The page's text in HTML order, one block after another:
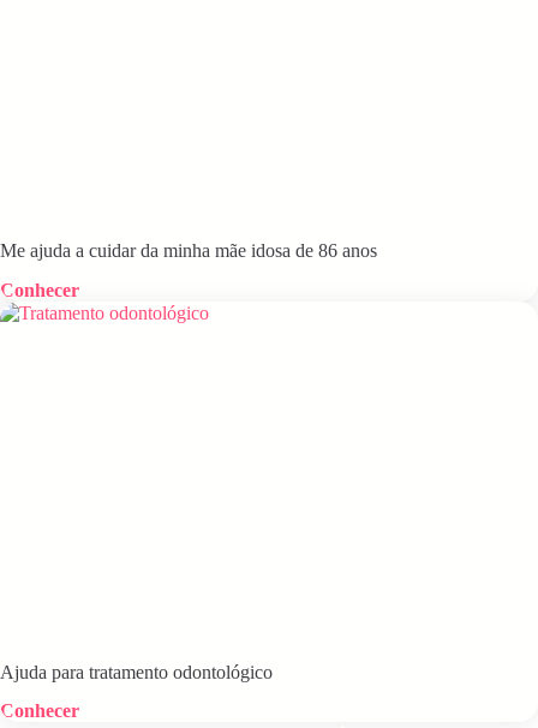
Me ajuda a cuidar da minha mãe idosa de 86 anos
Conhecer
Ajuda para tratamento odontológico
Conhecer